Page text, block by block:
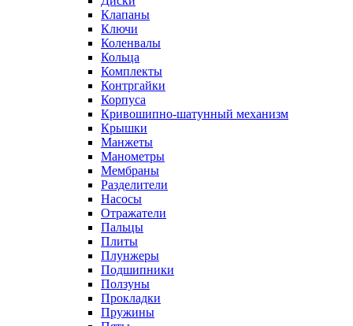
Клапаны
Ключи
Коленвалы
Кольца
Комплекты
Контргайки
Корпуса
Кривошипно-шатунный механизм
Крышки
Манжеты
Манометры
Мембраны
Разделители
Насосы
Отражатели
Пальцы
Плиты
Плунжеры
Подшипники
Ползуны
Прокладки
Пружины